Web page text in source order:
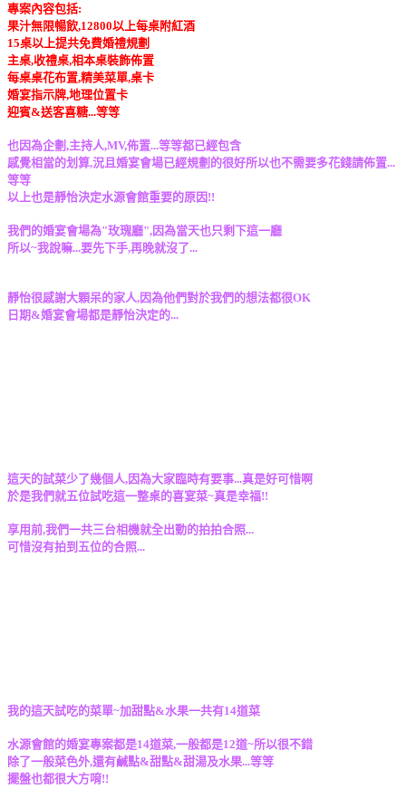
專案內容包括:
果汁無限暢飲,12800以上每桌附紅酒
15桌以上提共免費婚禮規劃
主桌,收禮桌,相本桌裝飾佈置
每桌桌花布置,精美菜單,桌卡
婚宴指示牌,地理位置卡
迎賓&送客喜糖...等等
也因為企劃,主持人,MV,佈置...等等都已經包含
感覺相當的划算,況且婚宴會場已經規劃的很好所以也不需要多花錢請佈置...
等等
以上也是靜怡決定水源會館重要的原因!!
我們的婚宴會場為"玫瑰廳",因為當天也只剩下這一廳
所以~我說嘛...要先下手,再晚就沒了...
靜怡很感謝大顆呆的家人,因為他們對於我們的想法都很OK
日期&婚宴會場都是靜怡決定的...
這天的試菜少了幾個人,因為大家臨時有要事...真是好可惜啊
於是我們就五位試吃這一整桌的喜宴菜~真是幸福!!
享用前,我們一共三台相機就全出動的拍拍合照...
可惜沒有拍到五位的合照...
我的這天試吃的菜單~加甜點&水果一共有14道菜
水源會館的婚宴專案都是14道菜,一般都是12道~所以很不錯
除了一般菜色外,還有鹹點&甜點&甜湯及水果...等等
擺盤也都很大方唷!!